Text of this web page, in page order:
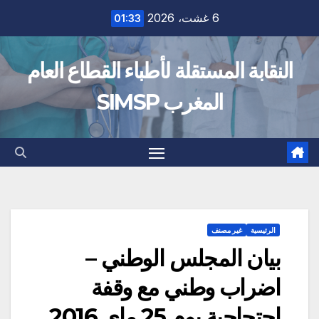
content
6 غشت، 2026 01:33
النقابة المستقلة لأطباء القطاع العام
المغرب SIMSP
الرئيسية غير مصنف
بيان المجلس الوطني –
اضراب وطني مع وقفة